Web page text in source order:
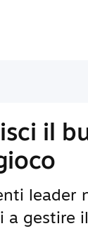
il
leader
a gestire